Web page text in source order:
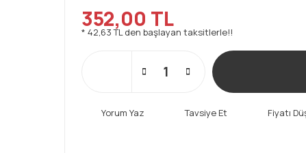
352,00 TL
* 42,63 TL den başlayan taksitlerle!!
Yorum Yaz Tavsiye Et Fiyatı